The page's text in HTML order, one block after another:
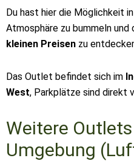
Du hast hier die Möglichkeit
Atmosphäre zu bummeln
kleinen Preisen zu
Das Outlet befindet sich im
West, Parkplätze sind direkt
Weitere
Umgebung